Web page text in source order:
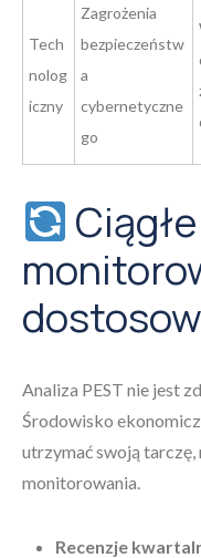
Tech
nolog
iczny
Zagrożenia
bezpieczeństw
a
cybernetyczne
go
Ciągłe
Analiza PEST nie jest
Środowisko
utrzymać swoją
monitorowania.
Recenzje